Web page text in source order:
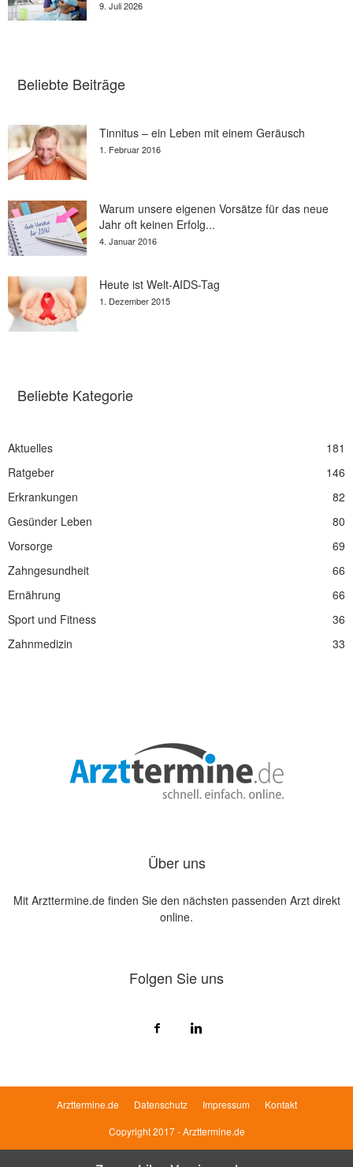
9. Juli 2026
Beliebte Beiträge
Tinnitus – ein Leben mit einem Geräusch
1. Februar 2016
Warum unsere eigenen Vorsätze für das neue
Jahr oft keinen Erfolg...
4. Januar 2016
Heute ist Welt-AIDS-Tag
1. Dezember 2015
Beliebte Kategorie
Aktuelles
181
Ratgeber
146
Erkrankungen
82
Gesünder Leben
80
Vorsorge
69
Zahngesundheit
66
Ernährung
66
Sport und Fitness
36
Zahnmedizin
33
Über uns
Mit Arzttermine.de finden Sie den nächsten passenden Arzt direkt
online.
Folgen Sie uns
Arzttermine.de Datenschutz Impressum
Kontakt
Copyright 2017 - Arzttermine.de